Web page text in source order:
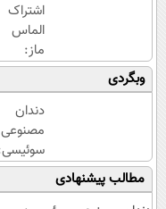
اشتراک
الماس
ماز:
یادگیری
بدون
محدودیت
تا کنکور
وبگردی
دندان
مصنوعی
فناوری
مطالب پیشنهادی